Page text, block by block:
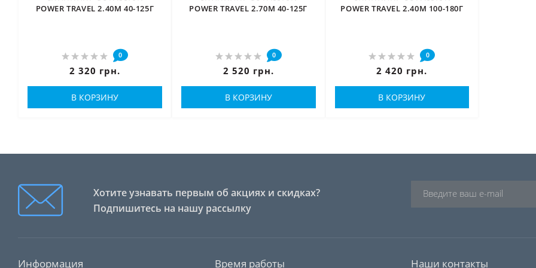
POWER TRAVEL 2.40М 40-125Г
0
2 320 грн.
В КОРЗИНУ
POWER TRAVEL 2.70М 40-125Г
0
2 520 грн.
В КОРЗИНУ
POWER TRAVEL 2.40М 100-180Г
0
2 420 грн.
В КОРЗИНУ
Хотите узнавать первым об акциях и скидках?
Подпишитесь на нашу рассылку
Информация Время работы Наши контакты